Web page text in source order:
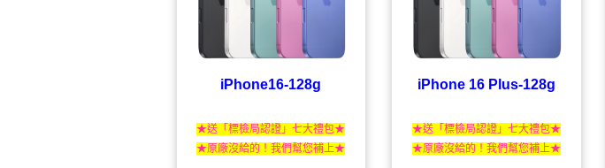
iPhone16-128g
★送「標檢局認證」七大禮包★
★原廠沒給的！我們幫您補上★
iPhone 16 Plus-128g
★送「標檢局認證」七大禮包★
★原廠沒給的！我們幫您補上★